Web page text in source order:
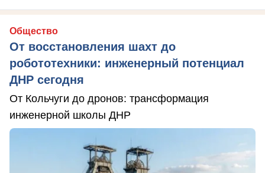
Общество
От восстановления шахт до
робототехники: инженерный потенциал
ДНР сегодня
От Кольчуги до дронов: трансформация
инженерной школы ДНР